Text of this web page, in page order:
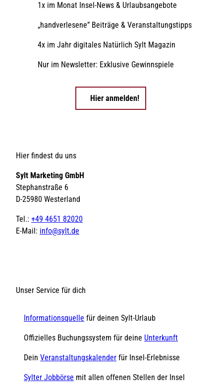
1x im Monat Insel-News & Urlaubsangebote
„handverlesene” Beiträge & Veranstaltungstipps
4x im Jahr digitales Natürlich Sylt Magazin
Nur im Newsletter: Exklusive Gewinnspiele
Hier anmelden!
Hier findest du uns
Sylt Marketing GmbH
Stephanstraße 6
D-25980 Westerland
Tel.: +49 4651 82020
E-Mail: info@sylt.de
Unser Service für dich
Informationsquelle für deinen Sylt-Urlaub
Offizielles Buchungssystem für deine Unterkunft
Dein Veranstaltungskalender für Insel-Erlebnisse
Sylter Jobbörse mit allen offenen Stellen der Insel